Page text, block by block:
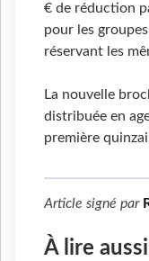
€ de réduction
pour les
réservant les
La nouvelle
distribuée en
première
Article signé par
À lire aussi